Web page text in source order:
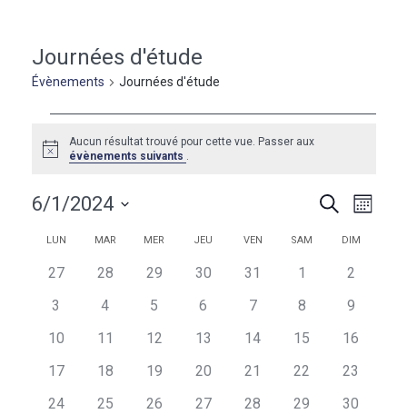
Journées d'étude
Évènements Journées d'étude
Notice
Aucun résultat trouvé pour cette vue. Passer aux
évènements suivants .
vues
Recherche
de
Mois
6/1/2024
date.
Calendrier
de
Évènements
Calendrier
de
Évènements
LUN MAR MER JEU VEN SAM DIM
0
27
0
28
0
29
0
30
0
31
0
1
0
2
0
3
0
4
0
5
0
6
0
7
0
8
0
9
0
10
0
11
0
12
0
13
0
14
0
15
0
16
0
17
0
18
0
19
0
20
0
21
0
22
0
23
0
24
0
25
0
26
0
27
0
28
0
29
0
30